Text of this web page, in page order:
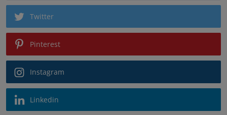
Twitter
Pinterest
Instagram
Linkedin